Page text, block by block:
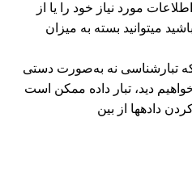
مورد نیاز خود را یا از
می‏توانید بسته به میزان
که تبارشناسی نه به‌صورت دستی
دید، تبار داده ممکن است
داده‏ها از بین